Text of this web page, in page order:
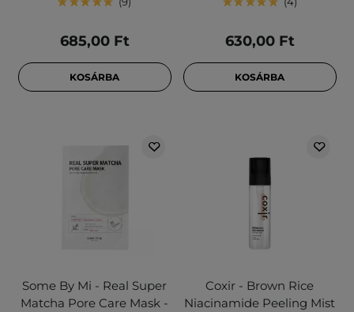
685,00 Ft
KOSÁRBA
630,00 Ft
KOSÁRBA
Some By Mi - Real Super
Matcha Pore Care Mask -
Coxir - Brown Rice
Niacinamide Peeling Mist